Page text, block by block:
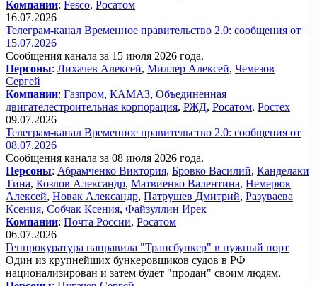
Компании: Fesco, Росатом
16.07.2026
Телеграм-канал Временное правительство 2.0: сообщения от
15.07.2026
Сообщения канала за 15 июля 2026 года.
Персоны: Лихачев Алексей, Миллер Алексей, Чемезов
Сергей
Компании: Газпром, КАМАЗ, Объединенная
двигателестроительная корпорация, РЖД, Росатом, Ростех
09.07.2026
Телеграм-канал Временное правительство 2.0: сообщения от
08.07.2026
Сообщения канала за 08 июля 2026 года.
Персоны: Абрамченко Виктория, Бровко Василий, Канделаки
Тина, Козлов Александр, Матвиенко Валентина, Немерюк
Алексей, Новак Александр, Патрушев Дмитрий, Разуваева
Ксения, Собчак Ксения, Файзуллин Ирек
Компании: Почта России, Росатом
06.07.2026
Генпрокуратура направила "Трансбункер" в нужный порт
Один из крупнейших бункеровщиков судов в РФ
национализирован и затем будет "продан" своим людям.